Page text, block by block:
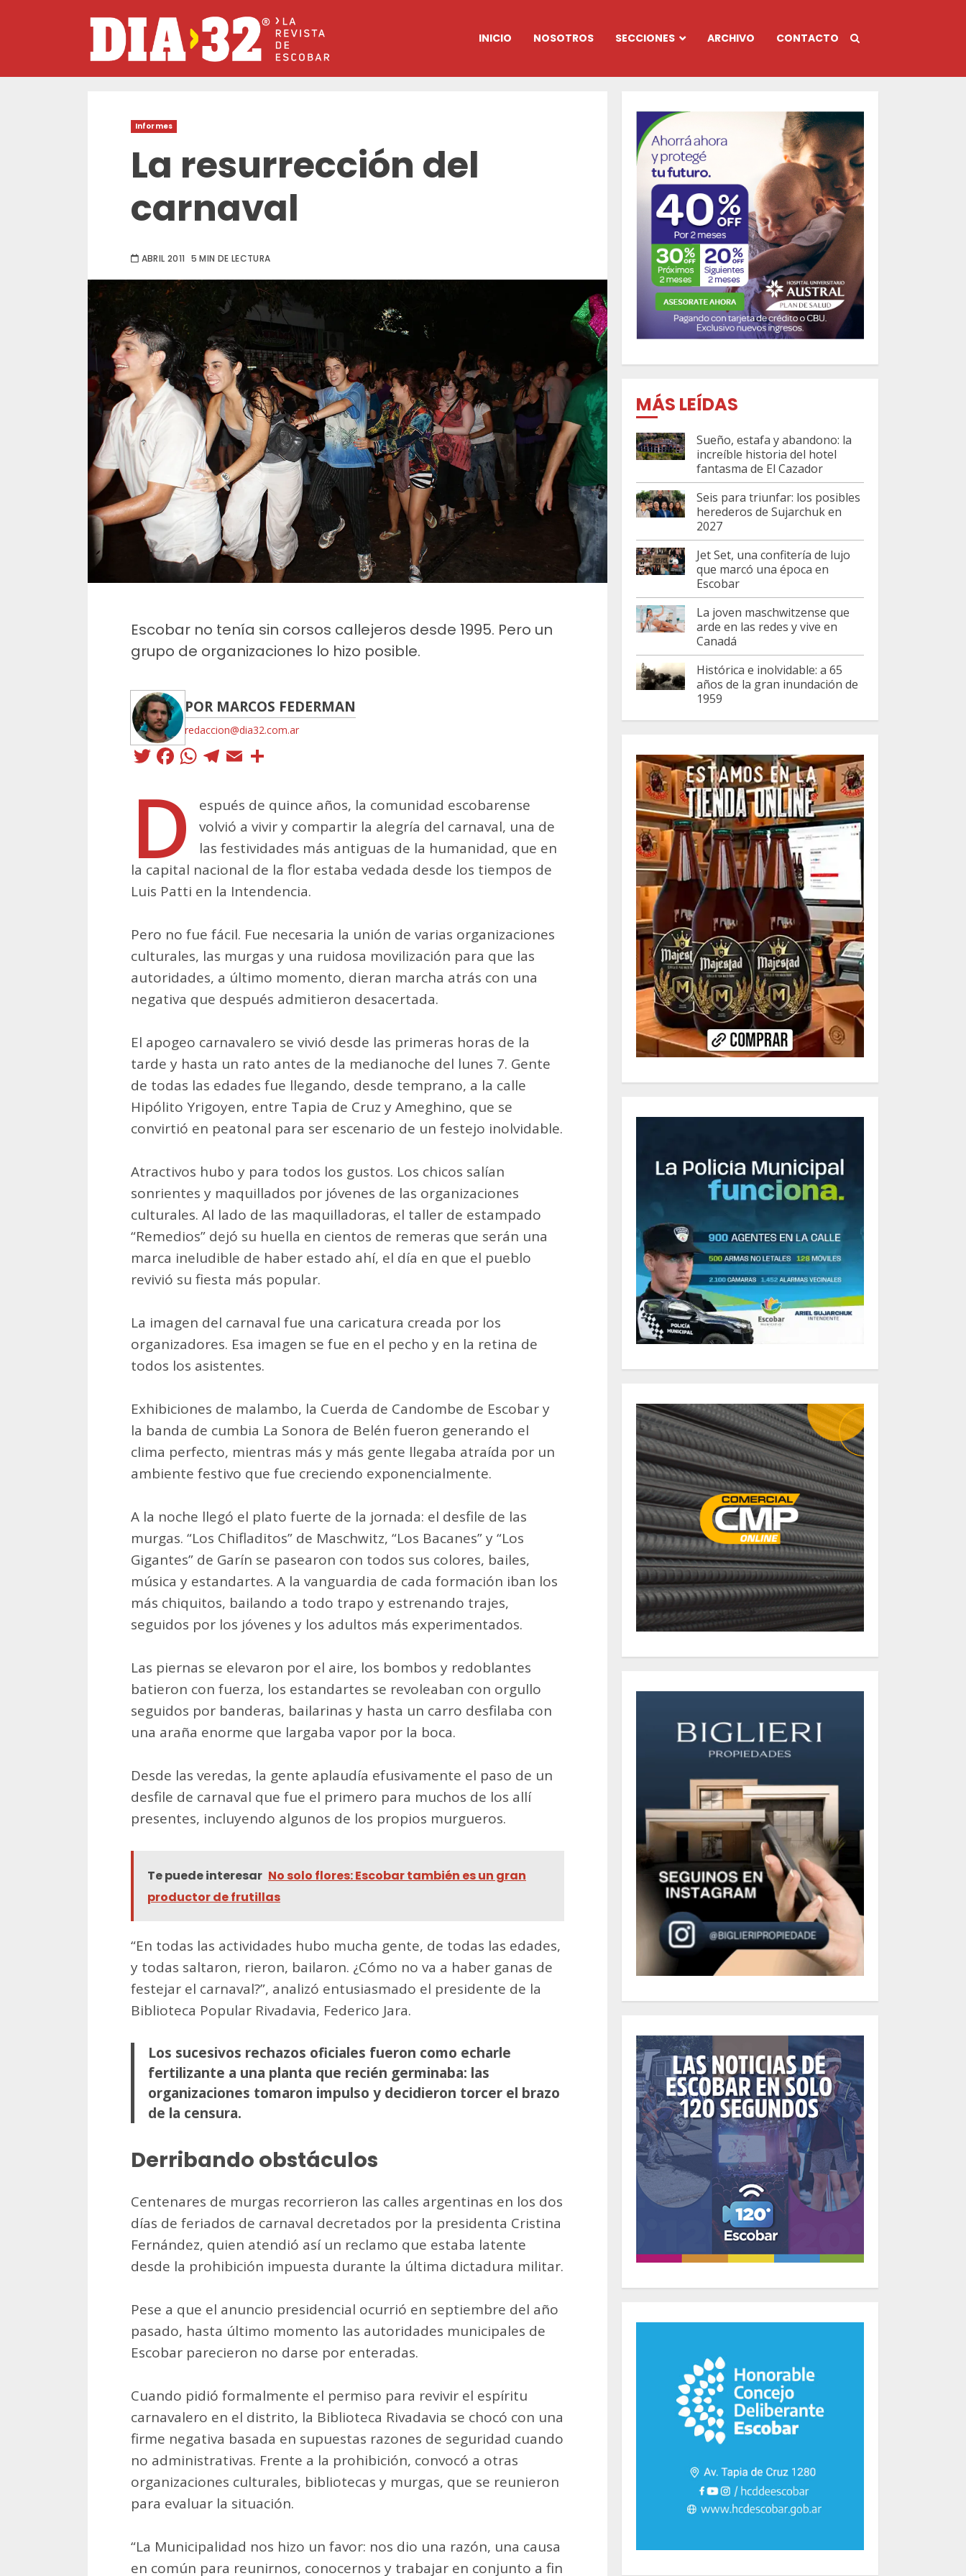
INICIO NOSOTROS SECCIONES ARCHIVO CONTACTO
Informes
La resurrección del
carnaval
ABRIL 2011 5 MIN DE LECTURA
Escobar no tenía sin corsos callejeros desde 1995. Pero un
grupo de organizaciones lo hizo posible.
POR MARCOS FEDERMAN
redaccion@dia32.com.ar
Twitter
Facebook
WhatsApp
Telegram
Email
D
espués de quince años, la comunidad escobarense
volvió a vivir y compartir la alegría del carnaval, una de
las festividades más antiguas de la humanidad, que en
la capital nacional de la flor estaba vedada desde los tiempos de
Luis Patti en la Intendencia.
Pero no fue fácil. Fue necesaria la unión de varias organizaciones
culturales, las murgas y una ruidosa movilización para que las
autoridades, a último momento, dieran marcha atrás con una
negativa que después admitieron desacertada.
El apogeo carnavalero se vivió desde las primeras horas de la
tarde y hasta un rato antes de la medianoche del lunes 7. Gente
de todas las edades fue llegando, desde temprano, a la calle
Hipólito Yrigoyen, entre Tapia de Cruz y Ameghino, que se
convirtió en peatonal para ser escenario de un festejo inolvidable.
Atractivos hubo y para todos los gustos. Los chicos salían
sonrientes y maquillados por jóvenes de las organizaciones
culturales. Al lado de las maquilladoras, el taller de estampado
“Remedios” dejó su huella en cientos de remeras que serán una
marca ineludible de haber estado ahí, el día en que el pueblo
revivió su fiesta más popular.
La imagen del carnaval fue una caricatura creada por los
organizadores. Esa imagen se fue en el pecho y en la retina de
todos los asistentes.
Exhibiciones de malambo, la Cuerda de Candombe de Escobar y
la banda de cumbia La Sonora de Belén fueron generando el
clima perfecto, mientras más y más gente llegaba atraída por un
ambiente festivo que fue creciendo exponencialmente.
A la noche llegó el plato fuerte de la jornada: el desfile de las
murgas. “Los Chifladitos” de Maschwitz, “Los Bacanes” y “Los
Gigantes” de Garín se pasearon con todos sus colores, bailes,
música y estandartes. A la vanguardia de cada formación iban los
más chiquitos, bailando a todo trapo y estrenando trajes,
seguidos por los jóvenes y los adultos más experimentados.
Las piernas se elevaron por el aire, los bombos y redoblantes
batieron con fuerza, los estandartes se revoleaban con orgullo
seguidos por banderas, bailarinas y hasta un carro desfilaba con
una araña enorme que largaba vapor por la boca.
Desde las veredas, la gente aplaudía efusivamente el paso de un
desfile de carnaval que fue el primero para muchos de los allí
presentes, incluyendo algunos de los propios murgueros.
Te puede interesar No solo flores: Escobar también es un gran
productor de frutillas
“En todas las actividades hubo mucha gente, de todas las edades,
y todas saltaron, rieron, bailaron. ¿Cómo no va a haber ganas de
festejar el carnaval?”, analizó entusiasmado el presidente de la
Biblioteca Popular Rivadavia, Federico Jara.
Los sucesivos rechazos oficiales fueron como echarle
fertilizante a una planta que recién germinaba: las
organizaciones tomaron impulso y decidieron torcer el brazo
de la censura.
Derribando obstáculos
Centenares de murgas recorrieron las calles argentinas en los dos
días de feriados de carnaval decretados por la presidenta Cristina
Fernández, quien atendió así un reclamo que estaba latente
desde la prohibición impuesta durante la última dictadura militar.
Pese a que el anuncio presidencial ocurrió en septiembre del año
pasado, hasta último momento las autoridades municipales de
Escobar parecieron no darse por enteradas.
Cuando pidió formalmente el permiso para revivir el espíritu
carnavalero en el distrito, la Biblioteca Rivadavia se chocó con una
firme negativa basada en supuestas razones de seguridad cuando
no administrativas. Frente a la prohibición, convocó a otras
organizaciones culturales, bibliotecas y murgas, que se reunieron
para evaluar la situación.
“La Municipalidad nos hizo un favor: nos dio una razón, una causa
en común para reunirnos, conocernos y trabajar en conjunto a fin
MÁS LEÍDAS
Sueño, estafa y abandono: la
increíble historia del hotel
fantasma de El Cazador
Seis para triunfar: los posibles
herederos de Sujarchuk en
2027
Jet Set, una confitería de lujo
que marcó una época en
Escobar
La joven maschwitzense que
arde en las redes y vive en
Canadá
Histórica e inolvidable: a 65
años de la gran inundación de
1959